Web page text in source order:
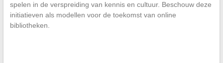
spelen in de verspreiding van kennis en cultuur. Beschouw deze
initiatieven als modellen voor de toekomst van online
bibliotheken.